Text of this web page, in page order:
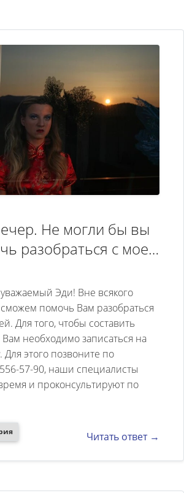
Не могли бы вы
разобраться с моей
26 года и у меня
социофобия.
меня это больше 5-6
Страх перед
на экзаменах,
защите диплома. И
на
к этому
давление.
с людьми, с
Эди! Вне всякого
помочь Вам разобраться
Для того, чтобы составить
необходимо записаться на
Для этого позвоните по
57-90, наши специалисты
и проконсультируют по
Читать ответ →